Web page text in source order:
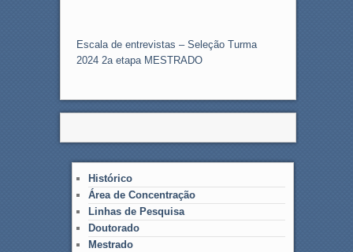
Escala de entrevistas – Seleção Turma
2024 2a etapa MESTRADO
Histórico
Área de Concentração
Linhas de Pesquisa
Doutorado
Mestrado